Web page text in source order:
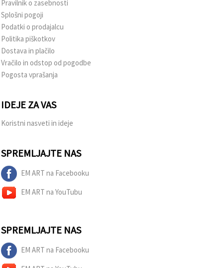
Pravilnik o zasebnosti
Splošni pogoji
Podatki o prodajalcu
Politika piškotkov
Dostava in plačilo
Vračilo in odstop od pogodbe
Pogosta vprašanja
IDEJE ZA VAS
Koristni nasveti in ideje
SPREMLJAJTE NAS
EM ART na Facebooku
EM ART na YouTubu
SPREMLJAJTE NAS
EM ART na Facebooku